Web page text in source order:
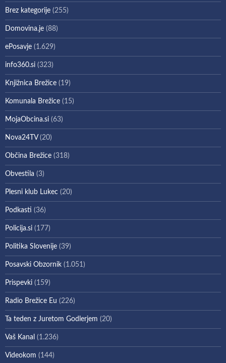
Brez kategorije (255)
Domovina.je (88)
ePosavje (1.629)
info360.si (323)
Knjižnica Brežice (19)
Komunala Brežice (15)
MojaObcina.si (63)
Nova24TV(20)
Občina Brežice (318)
Obvestila (3)
Plesni klub Lukec (20)
Podkasti (36)
Policija.si (177)
Politika Slovenije (39)
Posavski Obzornik (1.051)
Prispevki (159)
Radio Brežice Eu (226)
Ta teden z Juretom Godlerjem (20)
Vaš Kanal (1.236)
Videokom (144)